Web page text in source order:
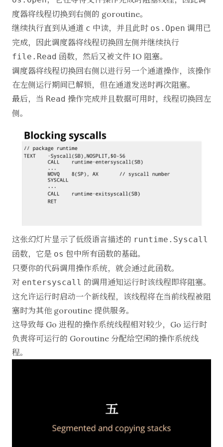
度器将线程切换到右侧的 goroutine。
继续执行直到从通道 c 中读，并且此时 os.Open 调用已
完成，因此调度器将线程切换回左侧并继续执行
file.Read 函数，然后又被文件 IO 阻塞。
调度器将线程切换回右侧以进行另一个通道操作，该操作
在左侧运行期间已解锁，但在通道发送时再次阻塞。
最后，当 Read 操作完成并且数据可用时，线程切换回左
侧。
这张幻灯片显示了低级语言描述的 runtime.Syscall
函数，它是 os 包中所有函数的基础。
只要你的代码调用操作系统，就会通过此函数。
对 entersyscall 的调用通知运行时该线程即将阻塞。
这允许运行时启动一个新线程，该线程将在当前线程被阻
塞时为其他 goroutine 提供服务。
这导致每 Go 进程的操作系统线程相对较少，Go 运行时
负责将可运行的 Goroutine 分配给空闲的操作系统线
程。